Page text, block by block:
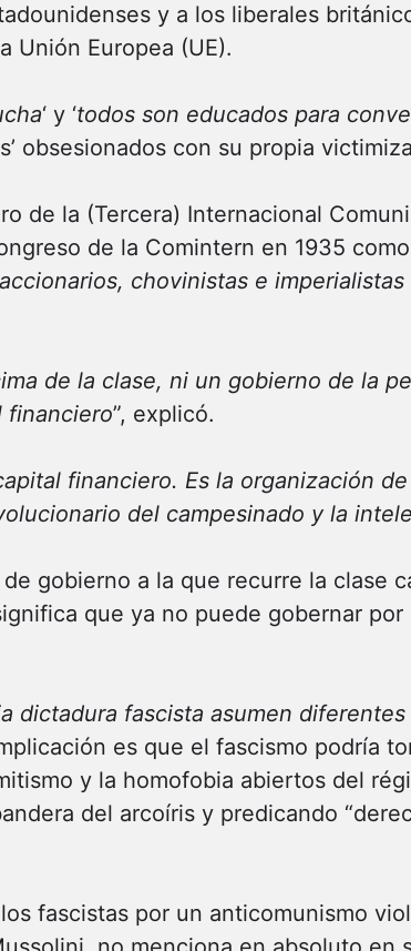
y a los liberales
Unión Europea (UE).
‘ y ‘todos son educados para
obsesionados con su propia
de la (Tercera) Internacional
de la Comintern en 1935
chovinistas e
de la clase, ni un gobierno de la
financiero”, explicó.
financiero. Es la organización
del campesinado y la
gobierno a la que recurre la clase
que ya no puede gobernar por
dictadura fascista asumen
es que el fascismo podría
y la homofobia abiertos del
del arcoíris y predicando
fascistas por un anticomunismo